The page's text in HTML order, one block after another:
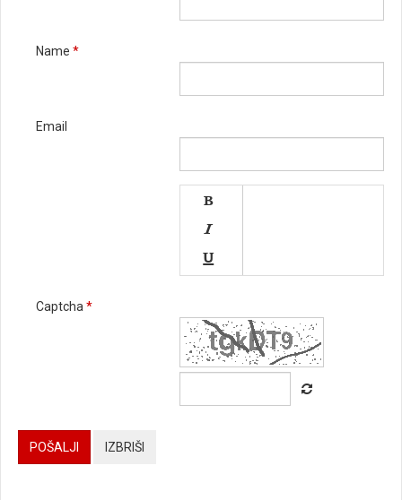
Name *
Email






Captcha *
POŠALJI IZBRIŠI